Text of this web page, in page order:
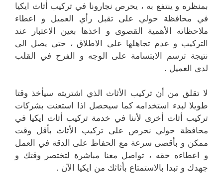
بمنظره و ينتفع به ، يحرص نجارونا في تركيب أثاث ايكيا
في محافظة حولي على تقبل رأي العميل و اعطاء
ملاحظاته الأهمية القصوى و اخذها بعين الاعتبار عند
التركيب و عدم تجاهلها على الاطلاق ، حتى يصل الى
نتيجة ترسم الابتسامة على الوجه و الفرح في القلب
لدى العميل .
لا تقلق من أن تركيب الأثاث الذي اشتريته سيأخذ وقتا
طويلا لبدء استخدامه كما سيحصل اذا استعنت بشركات
تركيب أثاث أخرى لأننا في خدمة تركيب أثاث ايكيا في
محافظة حولي نحرص على تركيب الأثاث بأقل وقت
ممكن و بأقصى سرعة مع الحفاظ على الدقة في العمل
و اعطاءه حقه ، تواصل معنا مباشرة لتختصر وقتك و
جهدك و تبدا بالاستمتاع بأثاثك من ايكيا الآن .